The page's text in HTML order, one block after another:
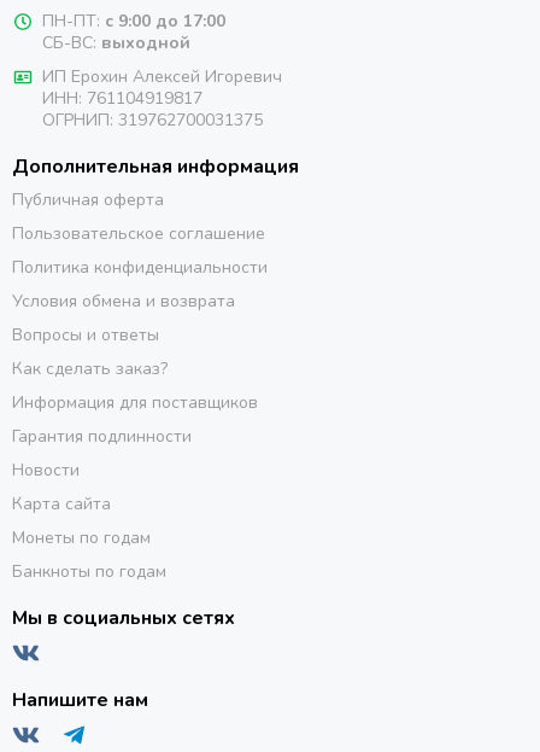
ПН-ПТ: с 9:00 до 17:00
СБ-ВС: выходной
ИП Ерохин Алексей Игоревич
ИНН: 761104919817
ОГРНИП: 319762700031375
Дополнительная информация
Публичная оферта
Пользовательское соглашение
Политика конфиденциальности
Условия обмена и возврата
Вопросы и ответы
Как сделать заказ?
Информация для поставщиков
Гарантия подлинности
Новости
Карта сайта
Монеты по годам
Банкноты по годам
Мы в социальных сетях
Напишите нам